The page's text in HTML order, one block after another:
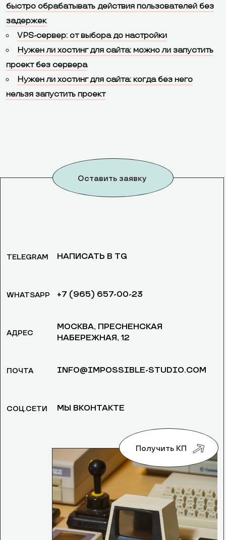
быстро обрабатывать действия пользователей без
задержек
VPS-сервер: от выбора до настройки
Нужен ли хостинг для сайта: можно ли запустить
проект без сервера
Нужен ли хостинг для сайта: когда без него
нельзя запустить проект
Оставить заявку
TELEGRAM
WHATSAPP
АДРЕС
ПОЧТА
СОЦ.СЕТИ
НАПИСАТЬ В TG
+7 (965) 657-00-23
МОСКВА, ​ПРЕСНЕНСКАЯ
НАБЕРЕЖНАЯ, 12
INFO@IMPOSSIBLE-STUDIO.COM
МЫ ВКОНТАКТЕ
Получить КП